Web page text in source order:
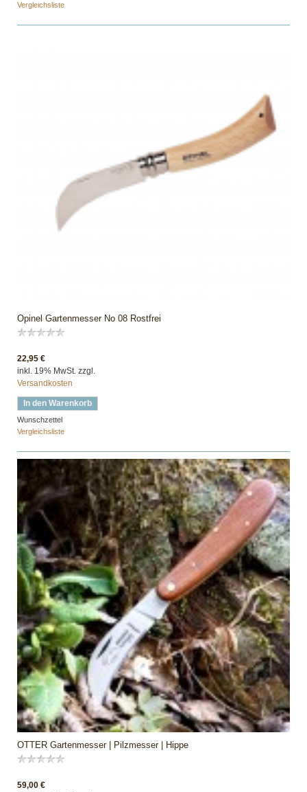
Vergleichsliste
Opinel Gartenmesser No 08 Rostfrei
22,95 €
inkl. 19% MwSt. zzgl.
Versandkosten
In den Warenkorb
Wunschzettel
Vergleichsliste
OTTER Gartenmesser | Pilzmesser | Hippe
59,00 €